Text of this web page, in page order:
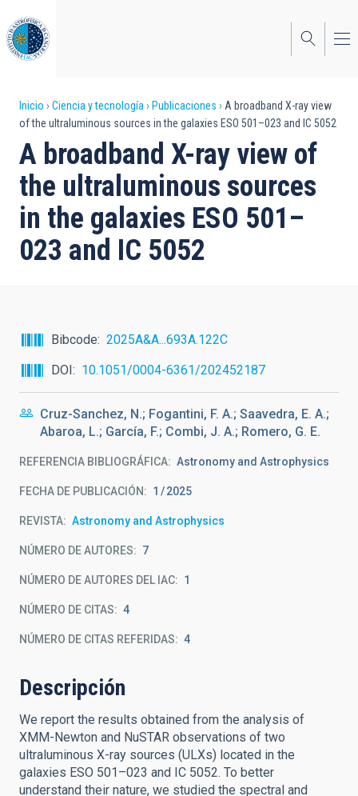
al
contenido
principal
Sobrescribir
enlaces
de
ayuda
a
la
Inicio Ciencia y tecnología Publicaciones
A broadband X-ray view
of the ultraluminous sources in the galaxies ESO 501–023 and IC 5052
A broadband X-ray view of
the ultraluminous sources
in the galaxies ESO 501–
023 and IC 5052
Bibcode
2025A&A...693A.122C
DOI
10.1051/0004-6361/202452187
Cruz-Sanchez, N.; Fogantini, F. A.; Saavedra, E. A.;
Abaroa, L.; García, F.; Combi, J. A.; Romero, G. E.
REFERENCIA BIBLIOGRÁFICA Astronomy and Astrophysics
FECHA DE PUBLICACIÓN: 1 2025
REVISTA Astronomy and Astrophysics
NÚMERO DE AUTORES 7
NÚMERO DE AUTORES DEL IAC 1
NÚMERO DE CITAS 4
NÚMERO DE CITAS REFERIDAS 4
Descripción
We report the results obtained from the analysis of
XMM-Newton and NuSTAR observations of two
ultraluminous X-ray sources (ULXs) located in the
galaxies ESO 501–023 and IC 5052. To better
understand their nature, we studied the spectral and